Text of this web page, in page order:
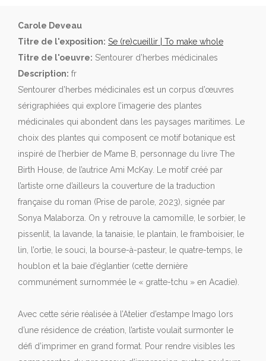
Carole Deveau
Titre de l'exposition: Se (re)cueillir | To make whole
Titre de l'oeuvre: S’entourer d’herbes médicinales
Description: fr
S’entourer d’herbes médicinales est un corpus d’œuvres
sérigraphiées qui explore l’imagerie des plantes
médicinales qui abondent dans les paysages maritimes. Le
choix des plantes qui composent ce motif botanique est
inspiré de l’herbier de M’ame B, personnage du livre The
Birth House, de l’autrice Ami McKay. Le motif créé par
l’artiste orne d’ailleurs la couverture de la traduction
française du roman (Prise de parole, 2023), signée par
Sonya Malaborza. On y retrouve la camomille, le sorbier, le
pissenlit, la lavande, la tanaisie, le plantain, le framboisier, le
lin, l’ortie, le souci, la bourse-à-pasteur, le quatre-temps, le
houblon et la baie d’églantier (cette dernière
communément surnommée le « gratte-tchu » en Acadie).
Avec cette série réalisée à l’Atelier d’estampe Imago lors
d’une résidence de création, l’artiste voulait surmonter le
défi d’imprimer en grand format. Pour rendre visibles les